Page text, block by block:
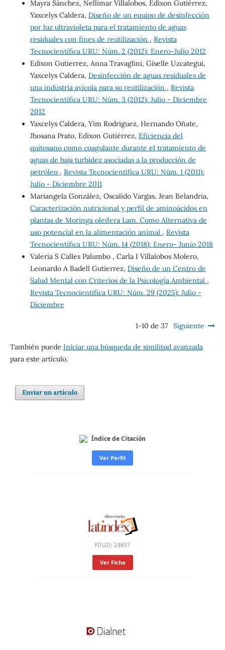
Mayra Sánchez, Nellimar Villalobos, Edixon Gutiérrez,
Yaxcelys Caldera, Diseño de un equipo de desinfección
por luz ultravioleta para el tratamiento de aguas
residuales con fines de reutilización , Revista
Tecnocientífica URU: Núm. 2 (2012): Enero-Julio 2012
Edixon Gutierrez, Anna Travaglini, Giselle Uzcategui,
Yaxcelys Caldera, Desinfección de aguas residuales de
una industria avícola para su reutilización , Revista
Tecnocientífica URU: Núm. 3 (2012): Julio - Diciembre
2012
Yaxcelys Caldera, Yim Rodríguez, Hernando Oñate,
Jhosana Prato, Edixon Gutiérrez, Eficiencia del
quitosano como coagulante durante el tratamiento de
aguas de baja turbidez asociadas a la producción de
petróleo , Revista Tecnocientífica URU: Núm. 1 (2011):
Julio - Diciembre 2011
Mariangela González, Oscalido Vargas, Jean Belandria,
Caracterización nutricional y perfil de aminoácidos en
plantas de Moringa oleifera Lam. Como Alternativa de
uso potencial en la alimentación animal , Revista
Tecnocientífica URU: Núm. 14 (2018): Enero- Junio 2018
Valeria S Calles Palumbo , Carla I Villalobos Molero,
Leonardo A Badell Gutierrez, Diseño de un Centro de
Salud Mental con Criterios de la Psicología Ambiental ,
Revista Tecnocientífica URU: Núm. 29 (2025): Julio -
Diciembre
1-10 de 37 Siguiente
También puede Iniciar una búsqueda de similitud avanzada
para este artículo.
Enviar un artículo
Índice de Citación
Ver Perfil
FOLIO: 29857
Ver Ficha